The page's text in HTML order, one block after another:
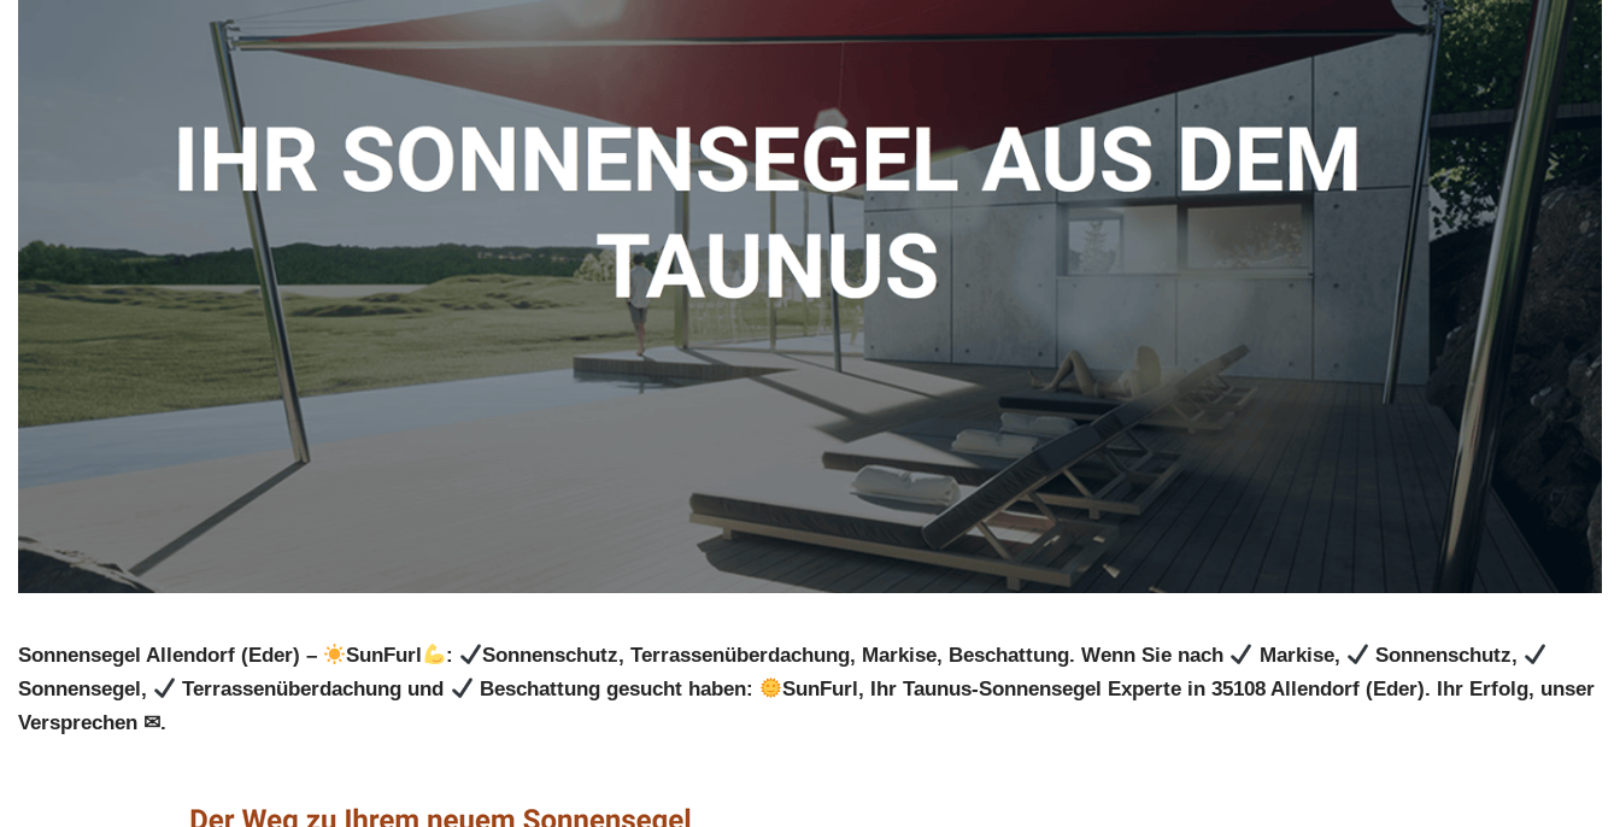
Sonnensegel Allendorf (Eder) – SunFurl : Sonnenschutz, Terrassenüberdachung, Markise, Beschattung. Wenn Sie nach Markise,
Sonnenschutz,
Sonnensegel,
Terrassenüberdachung und Beschattung gesucht haben:
SunFurl, Ihr Taunus-Sonnensegel Experte in 35108 Allendorf (Eder). Ihr Erfolg, unser
Versprechen ✉.